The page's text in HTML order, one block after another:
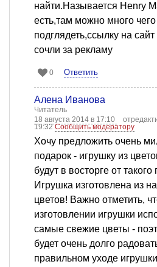
найти.Называется Henry
есть,там можно много чего
подглядеть,ссылку на
сочли за рекламу
0 Ответить
Алена Иванова
Читатель
18 августа 2014 в 17:10
19:32Сообщить модератору
Хочу предложить очень
подарок - игрушку из
будут в восторге от такого
Игрушка изготовлена из
цветов! Важно отметить,
изготовлении игрушки
самые свежие цветы -
будет очень долго
правильном уходе